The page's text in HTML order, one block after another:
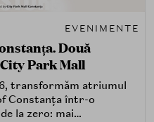
EVENIMENTE
Două
Park Mall
transformăm atriumul
Constanța într-o
la zero: mai